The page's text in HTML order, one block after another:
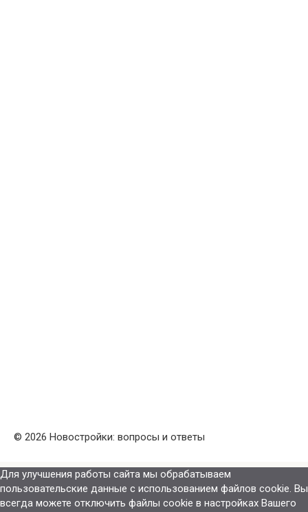
© 2026 Новостройки: вопросы и ответы
Для улучшения работы сайта мы обрабатываем
пользовательские данные с использованием файлов cookie. Вы
всегда можете отключить файлы cookie в настройках Вашего